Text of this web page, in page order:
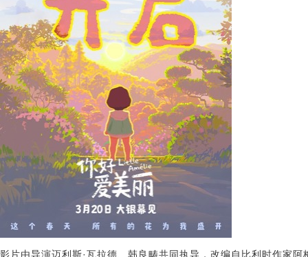
影片由导演迈利斯·瓦拉德、韩良畴共同执导，改编自比利时作家